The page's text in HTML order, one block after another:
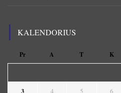
KALENDORIUS
Pr A T K
3 4 5 6